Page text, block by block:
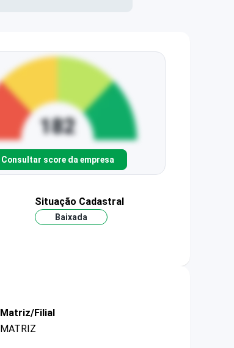
Consultar score da empresa
Situação Cadastral
Baixada
Matriz/Filial
MATRIZ